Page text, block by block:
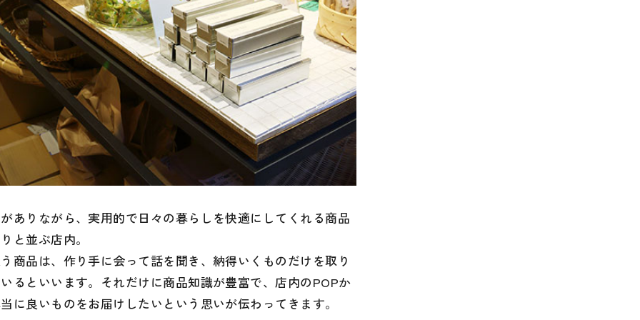
ありながら、実用的で日々の暮らしを快適にしてくれる商品
と並ぶ店内。
商品は、作り手に会って話を聞き、納得いくものだけを取り
るといいます。それだけに商品知識が豊富で、店内のPOPか
に良いものをお届けしたいという思いが伝わってきます。